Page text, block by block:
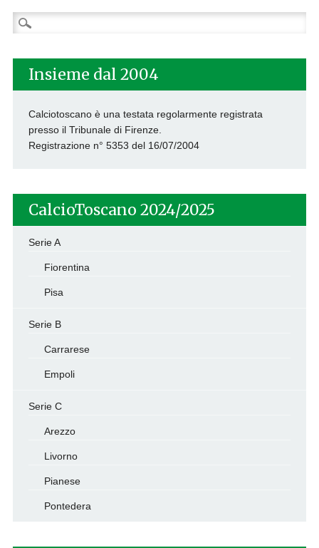
Ricerca
per:
Insieme dal 2004
Calciotoscano è una testata regolarmente registrata
presso il Tribunale di Firenze.
Registrazione n° 5353 del 16/07/2004
CalcioToscano 2024/2025
Serie A
Fiorentina
Pisa
Serie B
Carrarese
Empoli
Serie C
Arezzo
Livorno
Pianese
Pontedera